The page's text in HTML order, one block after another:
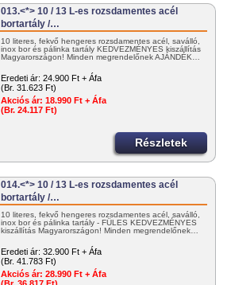
013.<*> 10 / 13 L-es rozsdamentes acél
bortartály /…
10 literes, fekvő hengeres rozsdamentes acél, saválló,
inox bor és pálinka tartály KEDVEZMÉNYES kiszállítás
Magyarországon! Minden megrendelőnek AJÁNDÉK…
Eredeti ár: 24.900 Ft + Áfa
(Br. 31.623 Ft)
Akciós ár: 18.990 Ft + Áfa
(Br. 24.117 Ft)
Részletek
014.<*> 10 / 13 L-es rozsdamentes acél
bortartály /…
10 literes, fekvő hengeres rozsdamentes acél, saválló,
inox bor és pálinka tartály - FÜLES KEDVEZMÉNYES
kiszállítás Magyarországon! Minden megrendelőnek…
Eredeti ár: 32.900 Ft + Áfa
(Br. 41.783 Ft)
Akciós ár: 28.990 Ft + Áfa